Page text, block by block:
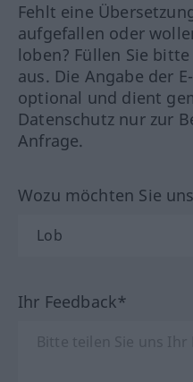
Fehlt eine
aufgefallen oder
loben? Füllen Sie
aus. Die Angabe der
optional und dient
Datenschutz nur zur
Anfrage.
Wozu möchten Sie
Ihr Feedback*